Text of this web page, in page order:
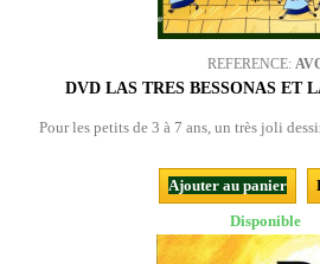
REFERENCE:
DVD LAS TRES BESSONAS ET
Pour les petits de 3 à 7 ans, un très joli
Ajouter au panier
Disponible